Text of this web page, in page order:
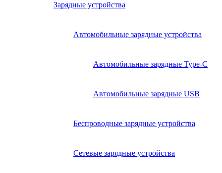
Зарядные устройства
Автомобильные зарядные устройства
Автомобильные зарядные Type-C
Автомобильные зарядные USB
Беспроводные зарядные устройства
Сетевые зарядные устройства